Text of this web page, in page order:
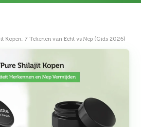
Kopen: 7 Tekenen van Echt vs Nep (Gids 2026)